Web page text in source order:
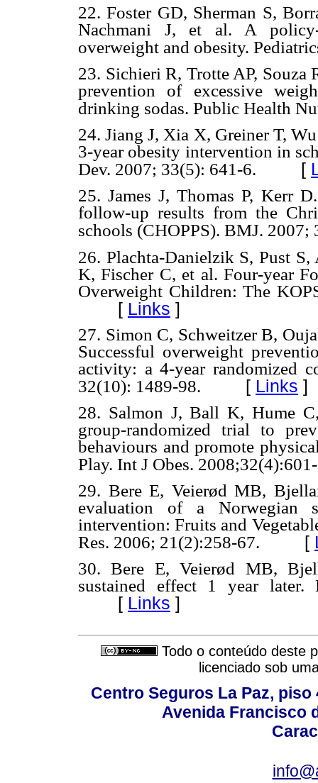
22. Foster GD, Sherman S,
Nachmani J, et al. A
overweight and obesity.
23. Sichieri R, Trotte AP,
prevention of excessive
drinking sodas. Public Health
24. Jiang J, Xia X, Greiner T,
3-year obesity intervention in
Dev. 2007; 33(5): 641-6. [
25. James J, Thomas P, Kerr
follow-up results from the
schools (CHOPPS). BMJ. 2007;
26. Plachta-Danielzik S, Pust
K, Fischer C, et al. Four-year
Overweight Children: The
[ Links ]
27. Simon C, Schweitzer B,
Successful overweight
activity: a 4-year randomized
32(10): 1489-98. [ Links ]
28. Salmon J, Ball K, Hume
group-randomized trial to
behaviours and promote
Play. Int J Obes.
29. Bere E, Veierød MB,
evaluation of a Norwegian
intervention: Fruits and
Res. 2006; 21(2):258-67. [
30. Bere E, Veierød MB,
sustained effect 1 year later.
[ Links ]
Todo o conteúdo deste
licenciado sob
Centro Seguros La Paz,
Avenida Francisco